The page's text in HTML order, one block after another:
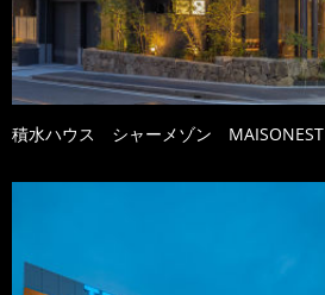
積水ハウス シャーメゾン MAISONEST